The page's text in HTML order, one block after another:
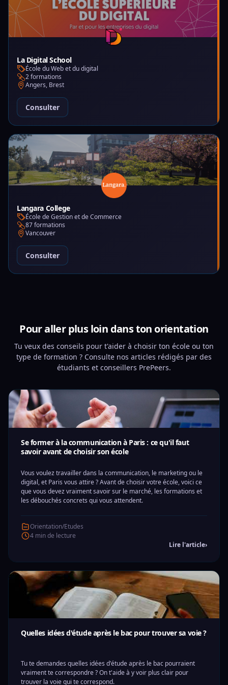
La Digital School
École du Web et du digital
2 formations
Angers, Brest
Consulter
Langara College
École de Gestion et de Commerce
87 formations
Vancouver
Consulter
Pour aller plus loin dans ton orientation
Tu veux des conseils pour t'aider à choisir ton école ou ton
type de formation ? Consulte nos articles rédigés par des
étudiants et conseillers PrePeers.
Se former à la communication à Paris : ce qu'il faut
savoir avant de choisir son école
Vous voulez travailler dans la communication, le marketing ou le
digital, et Paris vous attire ? Avant de choisir votre école, voici ce
que vous devez vraiment savoir sur le marché, les formations et
les débouchés concrets qui vous attendent.
Orientation/Etudes
4 min de lecture
Lire l'article›
Quelles idées d'étude après le bac pour trouver sa voie ?
Tu te demandes quelles idées d'étude après le bac pourraient
vraiment te correspondre ? On t'aide à y voir plus clair pour
trouver la voie qui te correspond.